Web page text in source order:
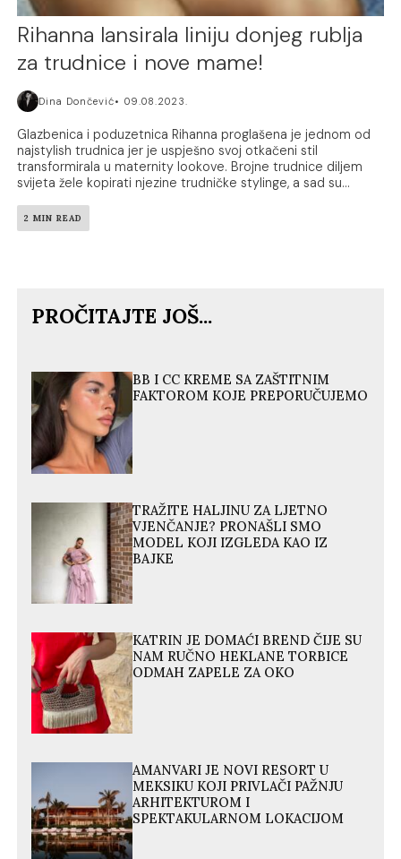
Rihanna lansirala liniju donjeg rublja
za trudnice i nove mame!
Dina Dončević 09.08.2023.
Glazbenica i poduzetnica Rihanna proglašena je jednom od
najstylish trudnica jer je uspješno svoj otkačeni stil
transformirala u maternity lookove. Brojne trudnice diljem
svijeta žele kopirati njezine trudničke stylinge, a sad su...
2 MIN READ
PROČITAJTE JOŠ...
BB I CC KREME SA ZAŠTITNIM
FAKTOROM KOJE PREPORUČUJEMO
TRAŽITE HALJINU ZA LJETNO
VJENČANJE? PRONAŠLI SMO
MODEL KOJI IZGLEDA KAO IZ
BAJKE
KATRIN JE DOMAĆI BREND ČIJE SU
NAM RUČNO HEKLANE TORBICE
ODMAH ZAPELE ZA OKO
AMANVARI JE NOVI RESORT U
MEKSIKU KOJI PRIVLAČI PAŽNJU
ARHITEKTUROM I
SPEKTAKULARNOM LOKACIJOM